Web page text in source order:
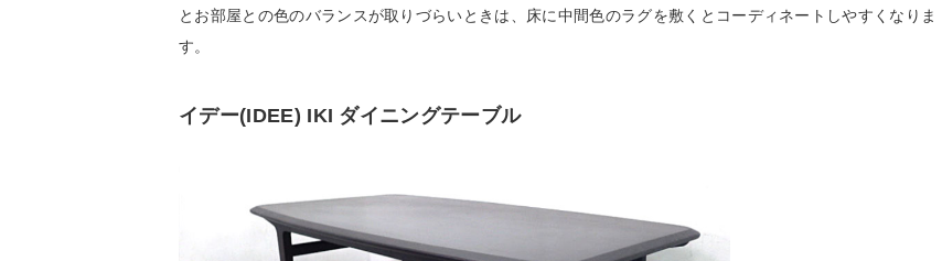
とお部屋との色のバランスが取りづらいときは、床に中間色のラグを敷くとコーディネートしやすくなりま
す。
イデー(IDEE) IKI ダイニングテーブル